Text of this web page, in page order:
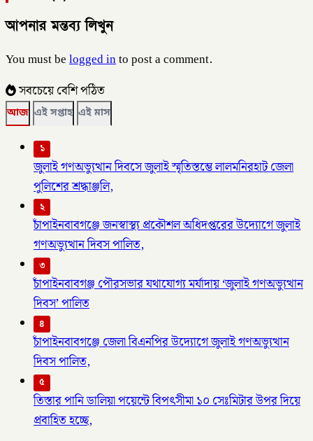
আপনার মন্তব্য লিখুন
You must belogged into post a comment.
সবচেয়ে বেশি পঠিত
আজ এই সপ্তাহ এই মাস
১
জুলাই গণঅভ্যুত্থান দিবসে জুলাই স্মৃতিস্তম্ভে লালমনিরহাট জেলা
পুলিশের শ্রদ্ধাঞ্জলি,
২
চাঁপাইনবাবগঞ্জে জনস্বাস্থ্য প্রকৌশল অধিদপ্তরের উদ্যোগে জুলাই
গণঅভ্যুত্থান দিবস পালিত,
৩
চাঁপাইনবাবগঞ্জ পৌরসভার যথাযোগ্য মর্যাদায় ‘জুলাই গণঅভ্যুত্থান
দিবস’ পালিত
৪
চাঁপাইনবাবগঞ্জে জেলা বিএনপির উদ্যোগে জুলাই গণঅভ্যুত্থান
দিবস পালিত,
৫
তিস্তার পানি ডালিয়া পয়েন্টে বিপৎসীমা ১০ সেঃমিটার উপর দিয়ে
প্রবাহিত হচ্ছে,